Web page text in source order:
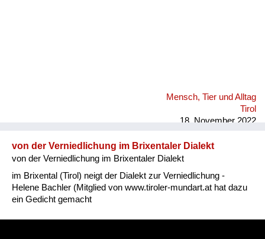
Mensch, Tier und Alltag
Tirol
18. November 2022
von der Verniedlichung im Brixentaler Dialekt
von der Verniedlichung im Brixentaler Dialekt
im Brixental (Tirol) neigt der Dialekt zur Verniedlichung -
Helene Bachler (Mitglied von www.tiroler-mundart.at hat dazu
ein Gedicht gemacht